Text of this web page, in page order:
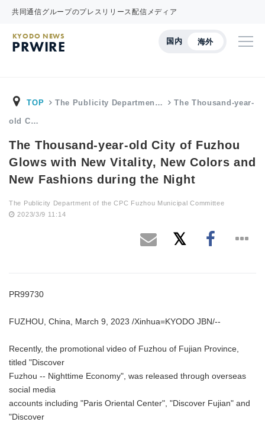
共同通信グループのプレスリリース配信メディア
国内 海外
KYODO NEWS
PRWIRE
TOP The Publicity Departmen… The Thousand-year-
old C…
The Thousand-year-old City of Fuzhou
Glows with New Vitality, New Colors and
New Fashions during the Night
The Publicity Department of the CPC Fuzhou Municipal Committee
2023/3/9 11:14
PR99730
FUZHOU, China, March 9, 2023 /Xinhua=KYODO JBN/--
Recently, the promotional video of Fuzhou of Fujian Province,
titled "Discover
Fuzhou -- Nighttime Economy", was released through overseas
social media
accounts including "Paris Oriental Center", "Discover Fujian" and
"Discover